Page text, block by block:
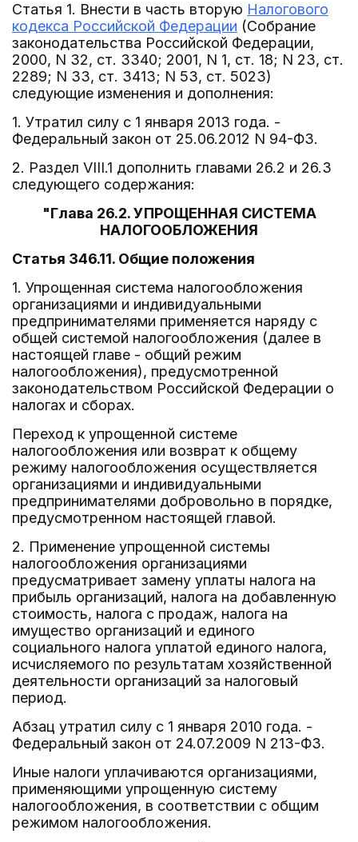
Статья 1. Внести в часть вторую Налогового
кодекса Российской Федерации (Собрание
законодательства Российской Федерации,
2000, N 32, ст. 3340; 2001, N 1, ст. 18; N 23, ст.
2289; N 33, ст. 3413; N 53, ст. 5023)
следующие изменения и дополнения:
1. Утратил силу с 1 января 2013 года. -
Федеральный закон от 25.06.2012 N 94-ФЗ.
2. Раздел VIII.1 дополнить главами 26.2 и 26.3
следующего содержания:
"Глава 26.2. УПРОЩЕННАЯ СИСТЕМА
НАЛОГООБЛОЖЕНИЯ
Статья 346.11. Общие положения
1. Упрощенная система налогообложения
организациями и индивидуальными
предпринимателями применяется наряду с
общей системой налогообложения (далее в
настоящей главе - общий режим
налогообложения), предусмотренной
законодательством Российской Федерации о
налогах и сборах.
Переход к упрощенной системе
налогообложения или возврат к общему
режиму налогообложения осуществляется
организациями и индивидуальными
предпринимателями добровольно в порядке,
предусмотренном настоящей главой.
2. Применение упрощенной системы
налогообложения организациями
предусматривает замену уплаты налога на
прибыль организаций, налога на добавленную
стоимость, налога с продаж, налога на
имущество организаций и единого
социального налога уплатой единого налога,
исчисляемого по результатам хозяйственной
деятельности организаций за налоговый
период.
Абзац утратил силу c 1 января 2010 года. -
Федеральный закон от 24.07.2009 N 213-ФЗ.
Иные налоги уплачиваются организациями,
применяющими упрощенную систему
налогообложения, в соответствии с общим
режимом налогообложения.